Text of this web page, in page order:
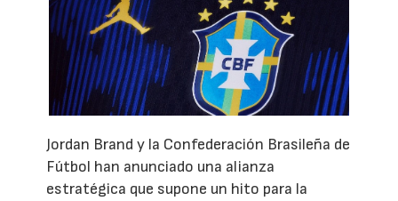
Jordan Brand y la Confederación Brasileña de
Fútbol han anunciado una alianza
estratégica que supone un hito para la